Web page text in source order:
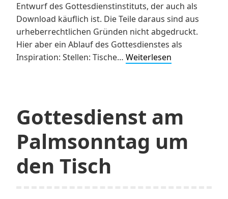
Entwurf des Gottesdienstinstituts, der auch als
Download käuflich ist. Die Teile daraus sind aus
urheberrechtlichen Gründen nicht abgedruckt.
Hier aber ein Ablauf des Gottesdienstes als
Inspiration: Stellen: Tische… Weiterlesen
Gottesdienst am
Palmsonntag um
den Tisch